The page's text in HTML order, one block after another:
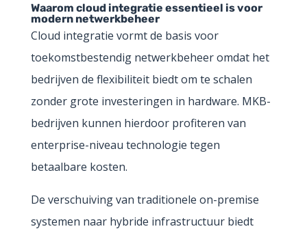
Waarom cloud integratie essentieel is voor
modern netwerkbeheer
Cloud integratie vormt de basis voor
toekomstbestendig netwerkbeheer omdat het
bedrijven de flexibiliteit biedt om te schalen
zonder grote investeringen in hardware. MKB-
bedrijven kunnen hierdoor profiteren van
enterprise-niveau technologie tegen
betaalbare kosten.
De verschuiving van traditionele on-premise
systemen naar hybride infrastructuur biedt